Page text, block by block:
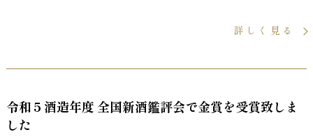
詳しく見る
令和５酒造年度 全国新酒鑑評会で金賞を受賞致しま
した